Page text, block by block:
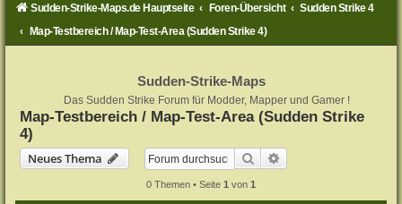
Sudden-Strike-Maps.de Hauptseite Foren-Übersicht
Sudden Strike 4
Map-Testbereich / Map-Test-Area (Sudden Strike 4)
Sudden-Strike-Maps
Das Sudden Strike Forum für Modder, Mapper und Gamer !
Map-Testbereich / Map-Test-Area (Sudden Strike
4)
Neues Thema
Suche
0 Themen • Seite 1 von 1